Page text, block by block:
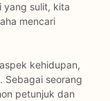
yang sulit, kita
mencari
kehidupan,
Sebagai seorang
petunjuk dan